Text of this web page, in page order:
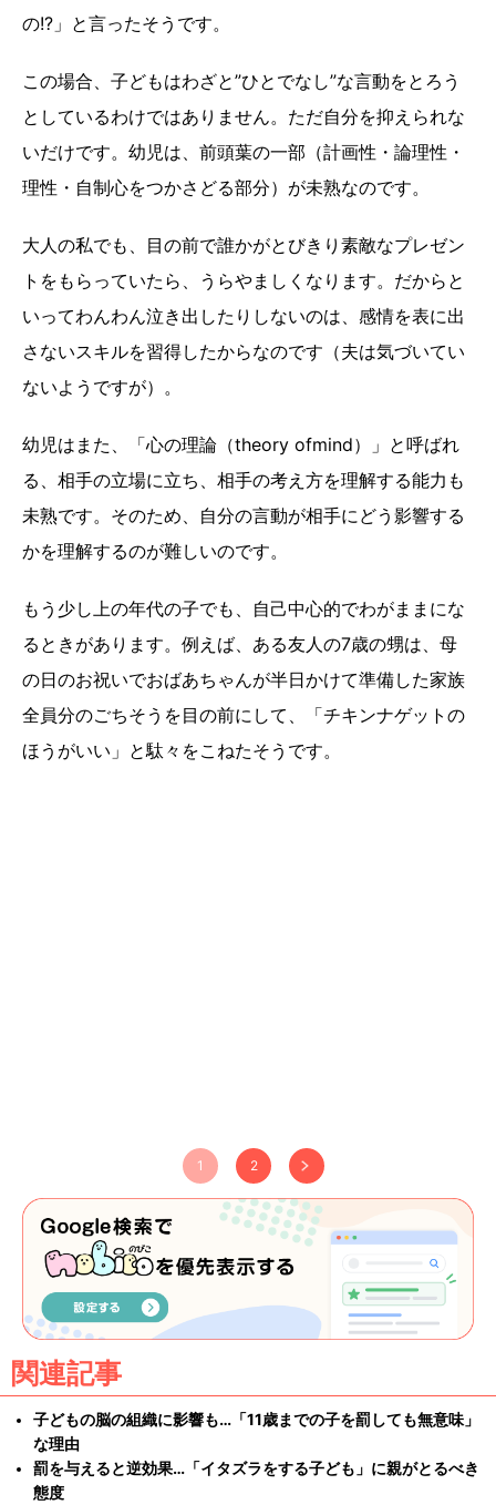
の!?」と言ったそうです。
この場合、子どもはわざと”ひとでなし”な言動をとろう
としているわけではありません。ただ自分を抑えられな
いだけです。幼児は、前頭葉の一部（計画性・論理性・
理性・自制心をつかさどる部分）が未熟なのです。
大人の私でも、目の前で誰かがとびきり素敵なプレゼン
トをもらっていたら、うらやましくなります。だからと
いってわんわん泣き出したりしないのは、感情を表に出
さないスキルを習得したからなのです（夫は気づいてい
ないようですが）。
幼児はまた、「心の理論（theory ofmind）」と呼ばれ
る、相手の立場に立ち、相手の考え方を理解する能力も
未熟です。そのため、自分の言動が相手にどう影響する
かを理解するのが難しいのです。
もう少し上の年代の子でも、自己中心的でわがままにな
るときがあります。例えば、ある友人の7歳の甥は、母
の日のお祝いでおばあちゃんが半日かけて準備した家族
全員分のごちそうを目の前にして、「チキンナゲットの
ほうがいい」と駄々をこねたそうです。
1 2
関連記事
子どもの脳の組織に影響も…「11歳までの子を罰しても無意味」
な理由
罰を与えると逆効果…「イタズラをする子ども」に親がとるべき
態度